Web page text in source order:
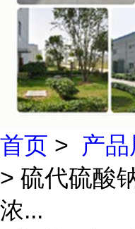
首页 > 产
> 硫代硫酸
浓...